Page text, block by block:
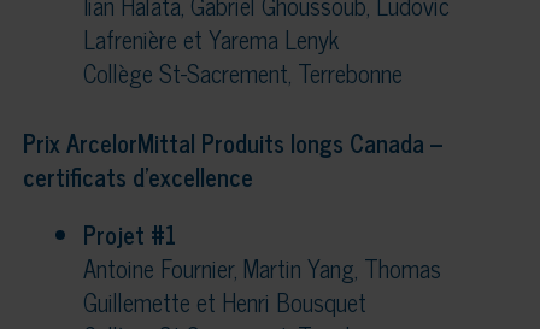
Lafrenière et Yarema Lenyk
Collège St-Sacrement, Terrebonne
Prix ArcelorMittal Produits longs Canada –
certificats d’excellence
Projet #1
Antoine Fournier, Martin Yang, Thomas
Guillemette et Henri Bousquet